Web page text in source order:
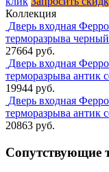
Коллекция
Дверь входная
терморазрыва
27664 руб.
Дверь входная
терморазрыва антик
19944 руб.
Дверь входная
терморазрыва антик
20863 руб.
Сопутствующие